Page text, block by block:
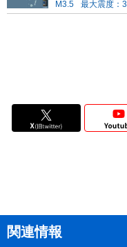
M3.5
最大震度：3
関連情報